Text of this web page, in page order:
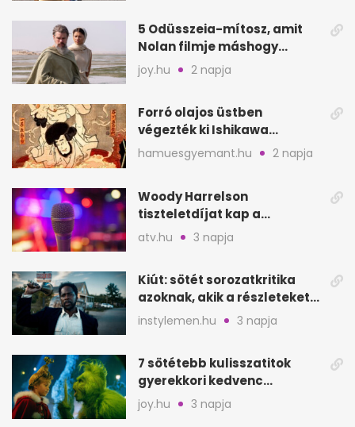
5 Odüsszeia-mítosz, amit
Nolan filmje máshogy
mutat, mint Homérosz
joy.hu 2 napja
Forró olajos üstben
végezték ki Ishikawa
Goemont, Japán Robin
Hoodját
hamuesgyemant.hu 2 napja
Woody Harrelson
tiszteletdíjat kap a
Szarajevói Filmfesztiválon
atv.hu 3 napja
Kiút: sötét sorozatkritika
azoknak, akik a részleteket
keresik
instylemen.hu 3 napja
7 sötétebb kulisszatitok
gyerekkori kedvenc
filmjeinkről a Joy szerint
joy.hu 3 napja